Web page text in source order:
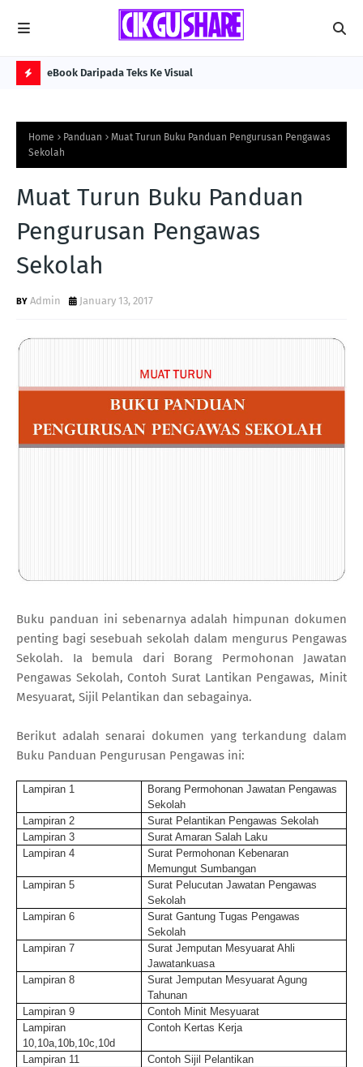
O
P
O
S
eBook Daripada Teks Ke Visual
Home Panduan
Muat Turun Buku Panduan Pengurusan Pengawas
Sekolah
Muat Turun Buku Panduan
Pengurusan Pengawas
Sekolah
Admin January 13, 2017
Buku panduan ini sebenarnya adalah himpunan dokumen
penting bagi sesebuah sekolah dalam mengurus Pengawas
Sekolah. Ia bemula dari Borang Permohonan Jawatan
Pengawas Sekolah, Contoh Surat Lantikan Pengawas, Minit
Mesyuarat, Sijil Pelantikan dan sebagainya.
Berikut adalah senarai dokumen yang terkandung dalam
Buku Panduan Pengurusan Pengawas ini:
Lampiran 1
Borang Permohonan Jawatan Pengawas
Sekolah
Lampiran 2
Surat Pelantikan Pengawas Sekolah
Lampiran 3
Surat Amaran Salah Laku
Lampiran 4
Surat Permohonan Kebenaran
Memungut Sumbangan
Lampiran 5
Surat Pelucutan Jawatan Pengawas
Sekolah
Lampiran 6
Surat Gantung Tugas Pengawas
Sekolah
Lampiran 7
Surat Jemputan Mesyuarat Ahli
Jawatankuasa
Lampiran 8
Surat Jemputan Mesyuarat Agung
Tahunan
Lampiran 9
Contoh Minit Mesyuarat
Lampiran
10,10a,10b,10c,10d
Contoh Kertas Kerja
Lampiran 11
Contoh Sijil Pelantikan